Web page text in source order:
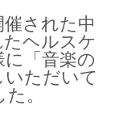
された中
ヘルスケ
「音楽の
ただいて
。